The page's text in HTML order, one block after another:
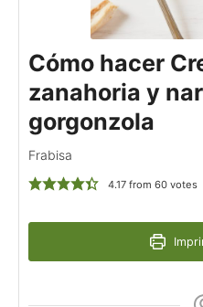
Cómo hacer
zanahoria y
gorgonzola
Frabisa
4.17from 60votes